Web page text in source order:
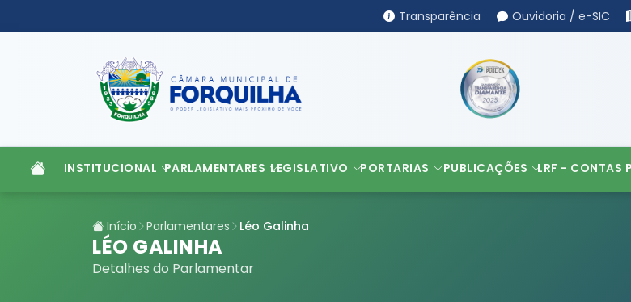
Transparência Ouvidoria / e-SIC
INSTITUCIONAL PARLAMENTARES LEGISLATIVO PORTARIAS PUBLICAÇÕES LRF - CONTAS
Início Parlamentares Léo Galinha
LÉO GALINHA
Detalhes do Parlamentar